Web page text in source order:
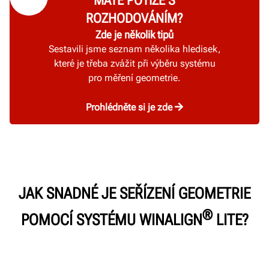
ROZHODOVÁNÍM?
Zde je několik tipů
Sestavili jsme seznam několika hledisek,
které je třeba zvážit při výběru systému
pro měření geometrie.
Prohlédněte si je zde
JAK SNADNÉ JE SEŘÍZENÍ GEOMETRIE
POMOCÍ SYSTÉMU WINALIGN®LITE?